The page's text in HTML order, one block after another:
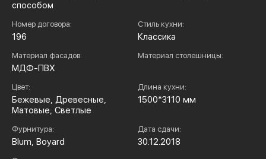
способом
Номер договора:
196
Стиль кухни:
Классика
Материал фасадов:
МДФ-ПВХ
Материал столешницы:
Цвет:
Бежевые, Древесные,
Матовые, Светлые
Длина кухни:
1500*3110 мм
Фурнитура:
Blum, Boyard
Дата сдачи:
30.12.2018